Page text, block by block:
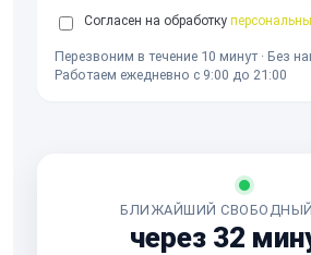
Согласен на обработку
Перезвоним в течение 10 минут · Без
Работаем ежедневно с 9:00 до 21:00
БЛИЖАЙШИЙ
через 32